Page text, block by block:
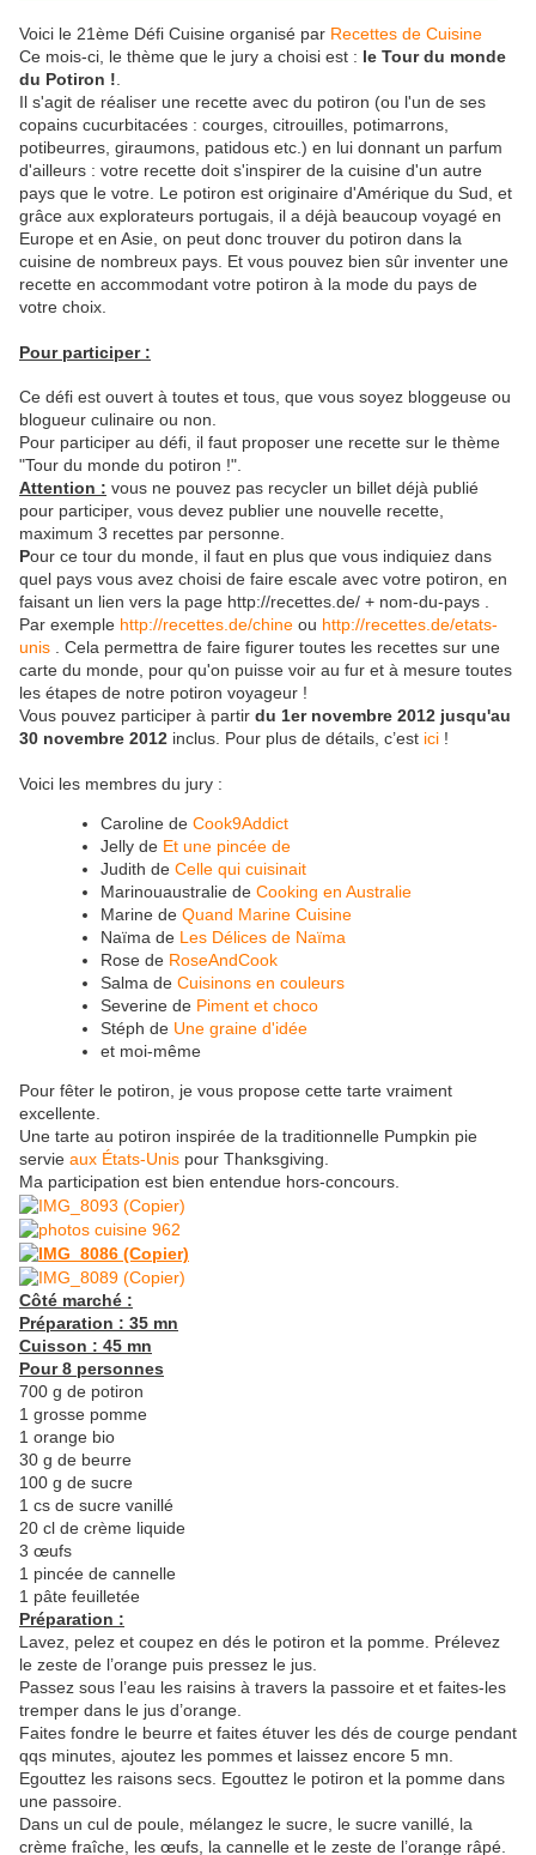
Voici le 21ème Défi Cuisine organisé par Recettes de Cuisine
Ce mois-ci, le thème que le jury a choisi est : le Tour du monde
du Potiron !
Il s'agit de réaliser une recette avec du potiron (ou l'un de ses
copains cucurbitacées : courges, citrouilles, potimarrons,
potibeurres, giraumons, patidous etc.) en lui donnant un parfum
d'ailleurs : votre recette doit s'inspirer de la cuisine d'un autre
pays que le votre. Le potiron est originaire d'Amérique du Sud, et
grâce aux explorateurs portugais, il a déjà beaucoup voyagé en
Europe et en Asie, on peut donc trouver du potiron dans la
cuisine de nombreux pays. Et vous pouvez bien sûr inventer une
recette en accommodant votre potiron à la mode du pays de
votre choix.
Pour participer :
Ce défi est ouvert à toutes et tous, que vous soyez bloggeuse ou
blogueur culinaire ou non.
Pour participer au défi, il faut proposer une recette sur le thème
"Tour du monde du potiron !".
Attention : vous ne pouvez pas recycler un billet déjà publié
pour participer, vous devez publier une nouvelle recette,
maximum 3 recettes par personne.
Pour ce tour du monde, il faut en plus que vous indiquiez dans
quel pays vous avez choisi de faire escale avec votre potiron, en
faisant un lien vers la page http://recettes.de/ + nom-du-pays .
Par exemple http://recettes.de/chine ou http://recettes.de/etats-
unis . Cela permettra de faire figurer toutes les recettes sur une
carte du monde, pour qu'on puisse voir au fur et à mesure toutes
les étapes de notre potiron voyageur !
Vous pouvez participer à partir du 1er novembre 2012 jusqu'au
30 novembre 2012 inclus. Pour plus de détails, c’est ici !
Voici les membres du jury :
Caroline de Cook9Addict
Jelly de Et une pincée de
Judith de Celle qui cuisinait
Marinouaustralie de Cooking en Australie
Marine de Quand Marine Cuisine
Naïma de Les Délices de Naïma
Rose de RoseAndCook
Salma de Cuisinons en couleurs
Severine de Piment et choco
Stéph de Une graine d'idée
et moi-même
Pour fêter le potiron, je vous propose cette tarte vraiment
excellente.
Une tarte au potiron inspirée de la traditionnelle Pumpkin pie
servie aux États-Unis pour Thanksgiving.
Ma participation est bien entendue hors-concours.
Côté marché :
Préparation : 35 mn
Cuisson : 45 mn
Pour 8 personnes
700 g de potiron
1 grosse pomme
1 orange bio
30 g de beurre
100 g de sucre
1 cs de sucre vanillé
20 cl de crème liquide
3 œufs
1 pincée de cannelle
1 pâte feuilletée
Préparation :
Lavez, pelez et coupez en dés le potiron et la pomme. Prélevez
le zeste de l’orange puis pressez le jus.
Passez sous l’eau les raisins à travers la passoire et et faites-les
tremper dans le jus d’orange.
Faites fondre le beurre et faites étuver les dés de courge pendant
qqs minutes, ajoutez les pommes et laissez encore 5 mn.
Egouttez les raisons secs. Egouttez le potiron et la pomme dans
une passoire.
Dans un cul de poule, mélangez le sucre, le sucre vanillé, la
crème fraîche, les œufs, la cannelle et le zeste de l’orange râpé.